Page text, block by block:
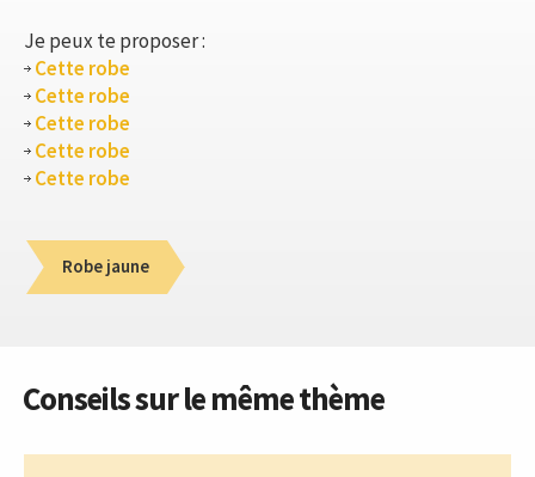
Je peux te proposer :
Cette robe
Cette robe
Cette robe
Cette robe
Cette robe
Robe jaune
Conseils sur le même thème